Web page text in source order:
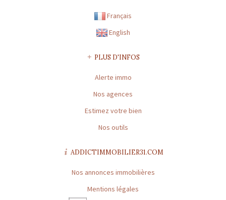
Capital : * | Caisse garantie financière : GALIAN | Montant garantie
Préfecture de délivrance de la carte professionnelle : TOULOUSE |
* : information non renseignée
Français
English
PLUS D'INFOS
Alerte immo
Nos agences
Estimez votre bien
Nos outils
ADDICTIMMOBILIER31.COM
Nos annonces immobilières
Mentions légales